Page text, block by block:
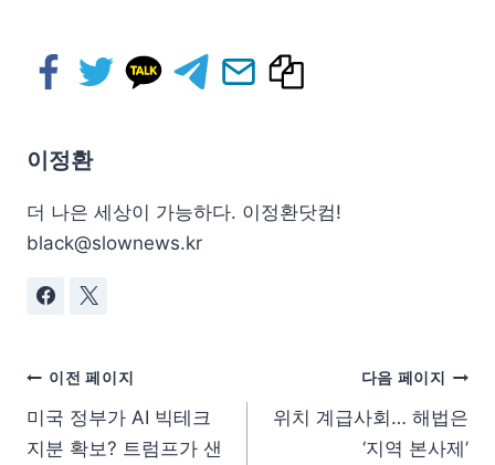
이정환
더 나은 세상이 가능하다. 이정환닷컴!
black@slownews.kr
이전 페이지
미국 정부가 AI 빅테크
지분 확보? 트럼프가 샌
다음 페이지
위치 계급사회… 해법은
‘지역 본사제’